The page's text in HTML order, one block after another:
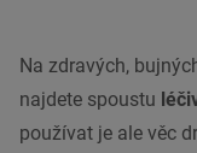
Na zdravých,
najdete spoustu
používat je ale věc